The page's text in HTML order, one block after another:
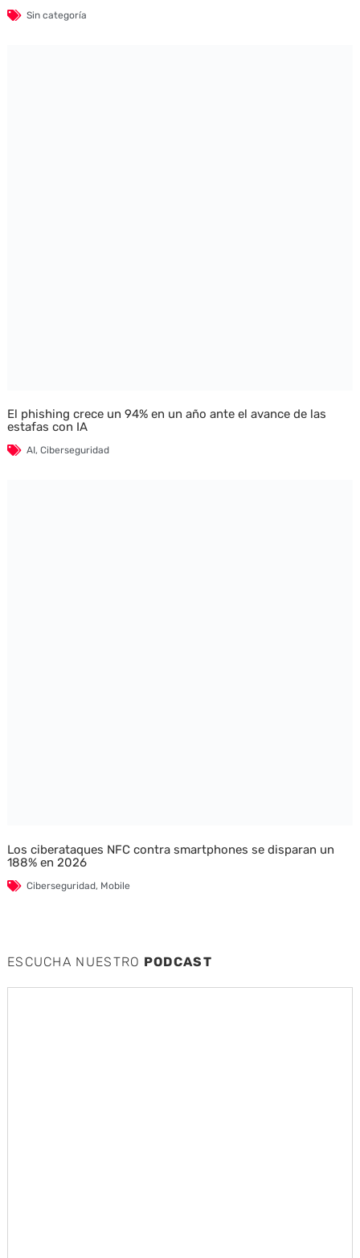
Sin categoría
El phishing crece un 94% en un año ante el avance de las
estafas con IA
AI, Ciberseguridad
Los ciberataques NFC contra smartphones se disparan un
188% en 2026
Ciberseguridad, Mobile
ESCUCHA NUESTRO PODCAST